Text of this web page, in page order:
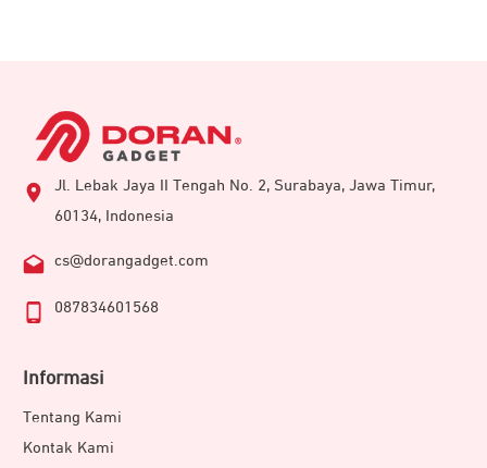
Jl. Lebak Jaya II Tengah No. 2, Surabaya, Jawa Timur,
60134, Indonesia
cs@dorangadget.com
087834601568
Informasi
Tentang Kami
Kontak Kami